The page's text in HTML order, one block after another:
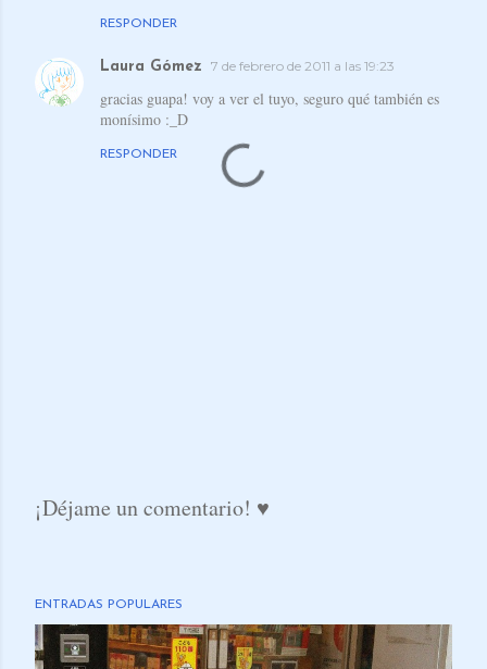
RESPONDER
Laura Gómez 7 de febrero de 2011 a las 19:23
gracias guapa! voy a ver el tuyo, seguro qué también es
monísimo :_D
RESPONDER
b
l
i
¡Déjame un comentario! ♥
ENTRADAS POPULARES